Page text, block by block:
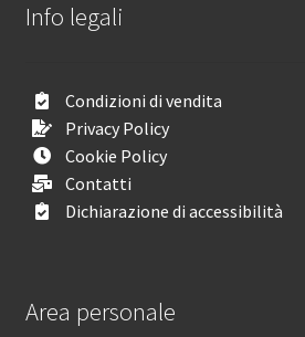
Info legali
Condizioni di vendita
Privacy Policy
Cookie Policy
Contatti
Dichiarazione di accessibilità
Area personale